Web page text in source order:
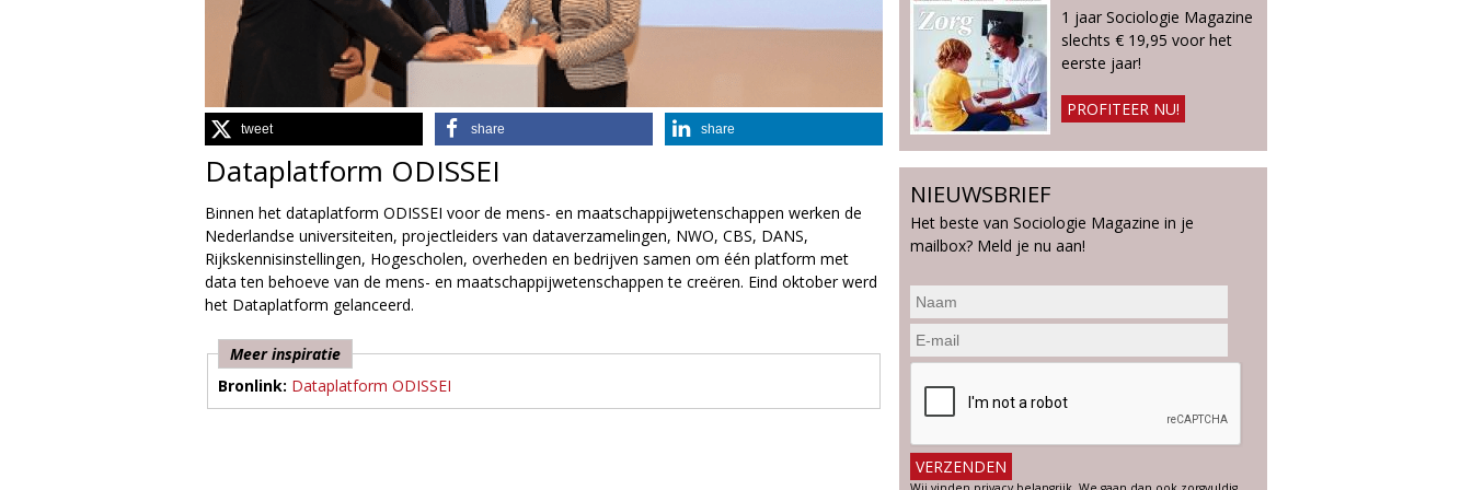
e
M
a
g
a
z
i
tweet share share
Dataplatform ODISSEI
Binnen het dataplatform ODISSEI voor de mens- en maatschappijwetenschappen werken de
Nederlandse universiteiten, projectleiders van dataverzamelingen, NWO, CBS, DANS,
Rijkskennisinstellingen, Hogescholen, overheden en bedrijven samen om één platform met
data ten behoeve van de mens- en maatschappijwetenschappen te creëren. Eind oktober werd
het Dataplatform gelanceerd.
Meer inspiratie
Bronlink: Dataplatform ODISSEI
1 jaar Sociologie Magazine
slechts € 19,95 voor het
eerste jaar!
PROFITEER NU!
NIEUWSBRIEF
Het beste van Sociologie Magazine in je
mailbox? Meld je nu aan!